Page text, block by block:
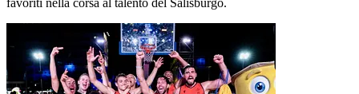
favoriti nella corsa al talento del Salisburgo.